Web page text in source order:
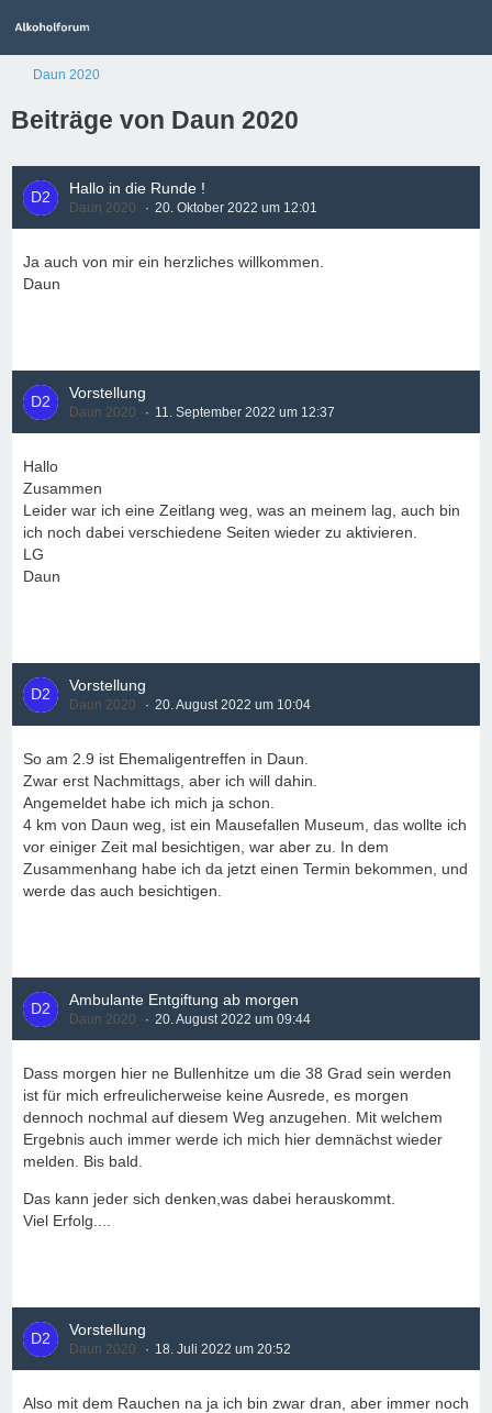
Daun 2020
Beiträge von Daun 2020
Hallo in die Runde !
Daun 2020 20. Oktober 2022 um 12:01
Ja auch von mir ein herzliches willkommen.
Daun
Vorstellung
Daun 2020 11. September 2022 um 12:37
Hallo
Zusammen
Leider war ich eine Zeitlang weg, was an meinem lag, auch bin
ich noch dabei verschiedene Seiten wieder zu aktivieren.
LG
Daun
Vorstellung
Daun 2020 20. August 2022 um 10:04
So am 2.9 ist Ehemaligentreffen in Daun.
Zwar erst Nachmittags, aber ich will dahin.
Angemeldet habe ich mich ja schon.
4 km von Daun weg, ist ein Mausefallen Museum, das wollte ich
vor einiger Zeit mal besichtigen, war aber zu. In dem
Zusammenhang habe ich da jetzt einen Termin bekommen, und
werde das auch besichtigen.
Ambulante Entgiftung ab morgen
Daun 2020 20. August 2022 um 09:44
Dass morgen hier ne Bullenhitze um die 38 Grad sein werden
ist für mich erfreulicherweise keine Ausrede, es morgen
dennoch nochmal auf diesem Weg anzugehen. Mit welchem
Ergebnis auch immer werde ich mich hier demnächst wieder
melden. Bis bald.
Das kann jeder sich denken,was dabei herauskommt.
Viel Erfolg....
Vorstellung
Daun 2020 18. Juli 2022 um 20:52
Also mit dem Rauchen na ja ich bin zwar dran, aber immer noch